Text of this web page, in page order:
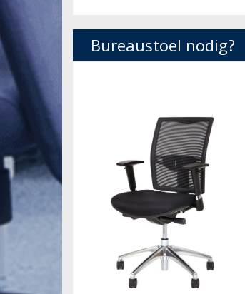
Bureaustoel nodig?